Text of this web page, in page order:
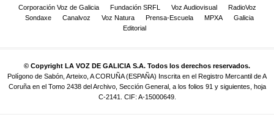
Corporación Voz de Galicia Fundación SRFL Voz Audiovisual
RadioVoz
Sondaxe
Canalvoz Voz Natura Prensa-Escuela MPXA
Galicia
Editorial
© Copyright LA VOZ DE GALICIA S.A. Todos los derechos reservados.
Polígono de Sabón, Arteixo, A CORUÑA (ESPAÑA) Inscrita en el Registro Mercantil de A
Coruña en el Tomo 2438 del Archivo, Sección General, a los folios 91 y siguientes, hoja
C-2141. CIF: A-15000649.